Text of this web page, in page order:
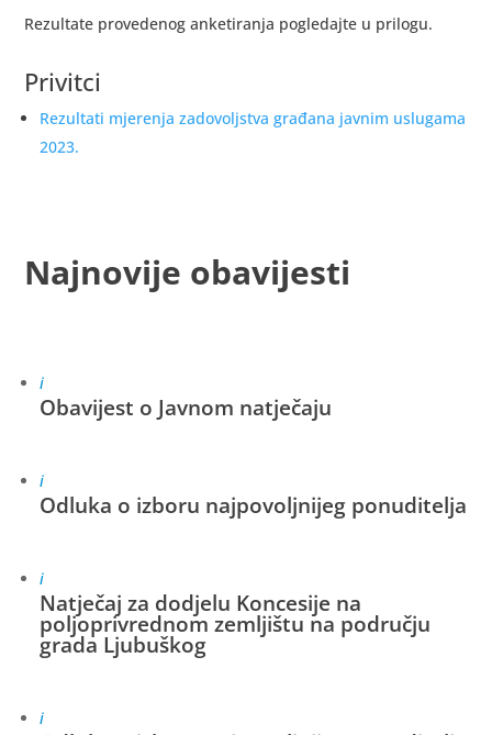
Rezultate provedenog anketiranja pogledajte u prilogu.
Privitci
Rezultati mjerenja zadovoljstva građana javnim uslugama
2023.
Najnovije obavijesti
i
Obavijest o Javnom natječaju
i
Odluka o izboru najpovoljnijeg ponuditelja
i
Natječaj za dodjelu Koncesije na
poljoprivrednom zemljištu na području
grada Ljubuškog
i